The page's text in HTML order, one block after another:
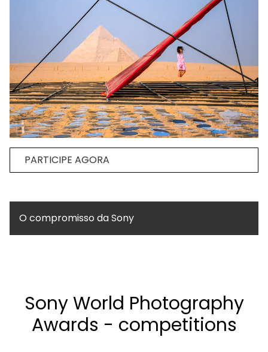
PARTICIPE AGORA
O compromisso da Sony
Sony World Photography
Awards - competitions